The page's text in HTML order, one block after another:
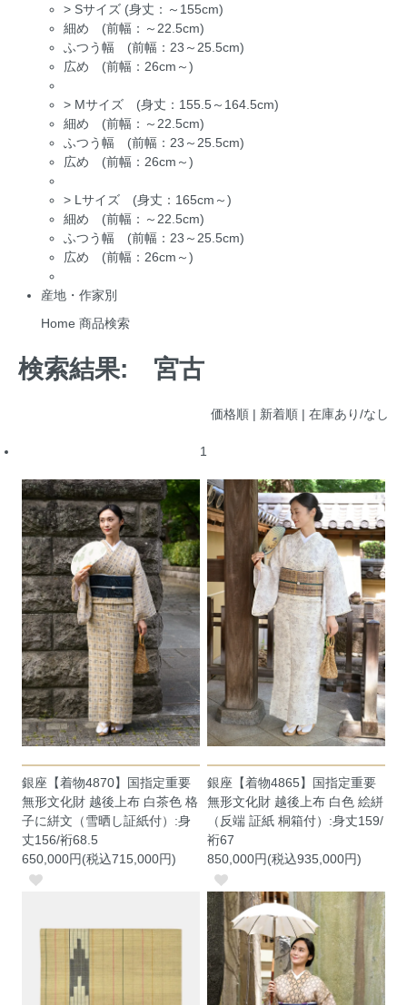
> Sサイズ (身丈：～155cm)
細め (前幅：～22.5cm)
ふつう幅 (前幅：23～25.5cm)
広め (前幅：26cm～)
> Mサイズ (身丈：155.5～164.5cm)
細め (前幅：～22.5cm)
ふつう幅 (前幅：23～25.5cm)
広め (前幅：26cm～)
> Lサイズ (身丈：165cm～)
細め (前幅：～22.5cm)
ふつう幅 (前幅：23～25.5cm)
広め (前幅：26cm～)
産地・作家別
Home 商品検索
検索結果: 宮古
価格順 | 新着順 | 在庫あり/なし
1
銀座【着物4870】国指定重要
無形文化財 越後上布 白茶色 格
子に絣文（雪晒し証紙付）:身
丈156/裄68.5
650,000円(税込715,000円)
銀座【着物4865】国指定重要
無形文化財 越後上布 白色 絵絣
（反端 証紙 桐箱付）:身丈159/
裄67
850,000円(税込935,000円)